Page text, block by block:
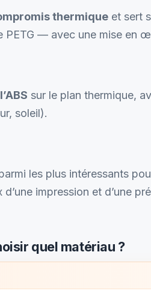
thermiqueet sert
PETG — avec une mise en
sur le plan thermique,
soleil).
les plus intéressants
impression et d’une
quel matériau ?